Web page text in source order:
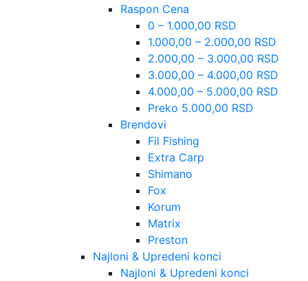
Raspon Cena
0 – 1.000,00 RSD
1.000,00 – 2.000,00 RSD
2.000,00 – 3.000,00 RSD
3.000,00 – 4.000,00 RSD
4.000,00 – 5.000,00 RSD
Preko 5.000,00 RSD
Brendovi
Fil Fishing
Extra Carp
Shimano
Fox
Korum
Matrix
Preston
Najloni & Upredeni konci
Najloni & Upredeni konci